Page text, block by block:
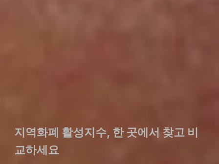
지역화폐 활성지수, 한 곳에서 찾고 비
교하세요